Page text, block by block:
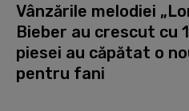
Vânzările melodiei
Bieber au crescut cu
piesei au căpătat o
pentru fani